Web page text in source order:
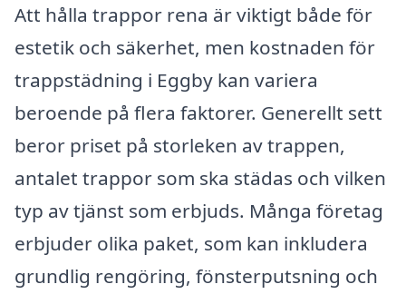
Att hålla trappor rena är viktigt både för
estetik och säkerhet, men kostnaden för
trappstädning i Eggby kan variera
beroende på flera faktorer. Generellt sett
beror priset på storleken av trappen,
antalet trappor som ska städas och vilken
typ av tjänst som erbjuds. Många företag
erbjuder olika paket, som kan inkludera
grundlig rengöring, fönsterputsning och